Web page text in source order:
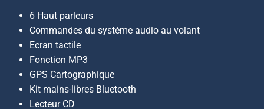
6 Haut parleurs
Commandes du système audio au volant
Ecran tactile
Fonction MP3
GPS Cartographique
Kit mains-libres Bluetooth
Lecteur CD